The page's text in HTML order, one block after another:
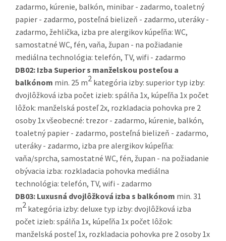
zadarmo, kúrenie, balkón, minibar - zadarmo, toaletný
papier - zadarmo, posteľná bielizeň - zadarmo, uteráky -
zadarmo, žehlička, izba pre alergikov kúpeľňa: WC,
samostatné WC, fén, vaňa, župan - na požiadanie
mediálna technológia: telefón, TV, wifi - zadarmo
DB02: Izba Superior s manželskou posteľou a
balkónom min. 25 m2 kategória izby: superior typ izby:
dvojlôžková izba počet izieb: spálňa 1x, kúpeľňa 1x počet
lôžok: manželská posteľ 2x, rozkladacia pohovka pre 2
osoby 1x všeobecné: trezor - zadarmo, kúrenie, balkón,
toaletný papier - zadarmo, posteľná bielizeň - zadarmo,
uteráky - zadarmo, izba pre alergikov kúpeľňa:
vaňa/sprcha, samostatné WC, fén, župan - na požiadanie
obývacia izba: rozkladacia pohovka mediálna
technológia: telefón, TV, wifi - zadarmo
DB03: Luxusná dvojlôžková izba s balkónom min. 31
m2 kategória izby: deluxe typ izby: dvojlôžková izba
počet izieb: spálňa 1x, kúpeľňa 1x počet lôžok:
manželská posteľ 1x, rozkladacia pohovka pre 2 osoby 1x